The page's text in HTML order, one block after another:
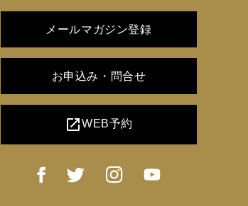
メールマガジン登録
お申込み・問合せ
open_in_newWEB予約